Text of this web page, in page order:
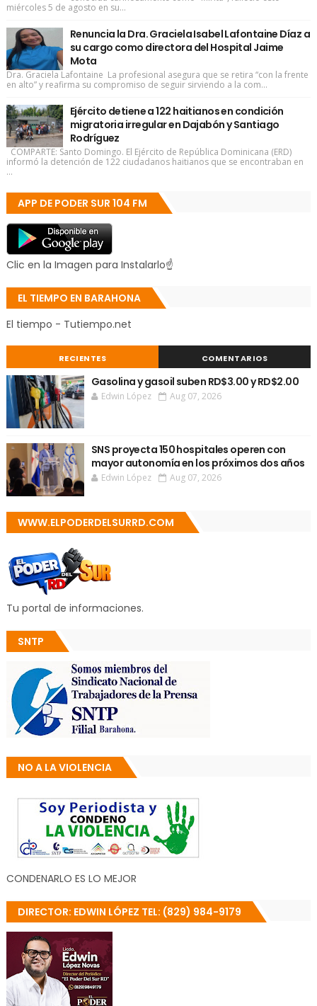
miércoles 5 de agosto en su...
Renuncia la Dra. Graciela Isabel Lafontaine Díaz a
su cargo como directora del Hospital Jaime
Mota
Dra. Graciela Lafontaine La profesional asegura que se retira “con la frente
en alto” y reafirma su compromiso de seguir sirviendo a la com...
Ejército detiene a 122 haitianos en condición
migratoria irregular en Dajabón y Santiago
Rodríguez
COMPARTE: Santo Domingo. El Ejército de República Dominicana (ERD)
informó la detención de 122 ciudadanos haitianos que se encontraban en
...
APP DE PODER SUR 104 FM
Clic en la Imagen para Instalarlo☝
EL TIEMPO EN BARAHONA
El tiempo - Tutiempo.net
RECIENTES COMENTARIOS
Gasolina y gasoil suben RD$3.00 y RD$2.00
Edwin López Aug 07, 2026
SNS proyecta 150 hospitales operen con
mayor autonomía en los próximos dos años
Edwin López Aug 07, 2026
WWW.ELPODERDELSURRD.COM
Tu portal de informaciones.
SNTP
NO A LA VIOLENCIA
CONDENARLO ES LO MEJOR
DIRECTOR: EDWIN LÓPEZ TEL: (829) 984-9179